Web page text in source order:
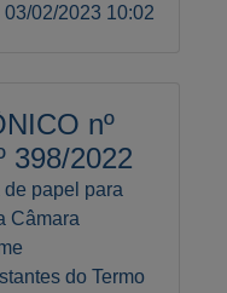
03/02/2023 10:02
nº
398/2022
papel para
Câmara
do Termo